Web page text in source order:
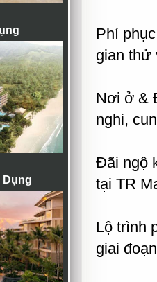
Dụng
Phí
gian thử
Nơi ở &
nghi,
Đãi ngộ
tại TR
Lộ trình
giai